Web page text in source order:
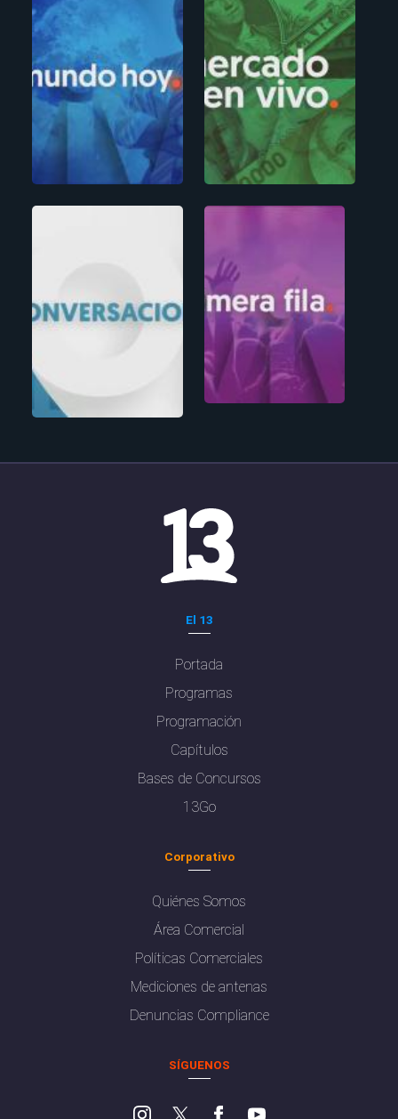
El 13
Portada
Programas
Programación
Capítulos
Bases de Concursos
13Go
Corporativo
Quiénes Somos
Área Comercial
Políticas Comerciales
Mediciones de antenas
Denuncias Compliance
SÍGUENOS